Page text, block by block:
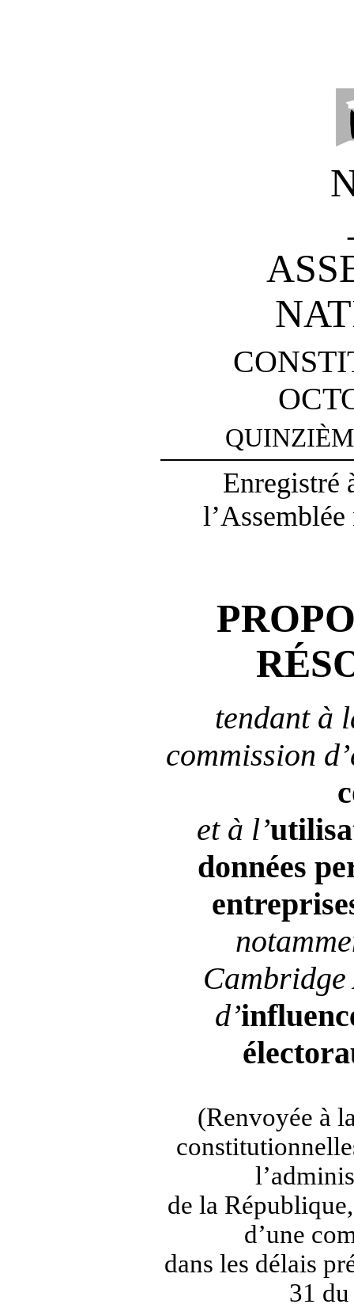
Enregistré
tendant à
commission d’
et à l’
données
Cambridge
d’
(Renvoyée à
de la
d’une
dans les délais
31